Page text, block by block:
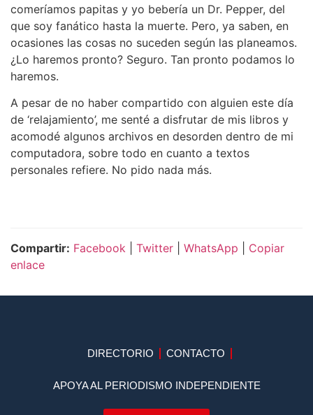
comeríamos papitas y yo bebería un Dr. Pepper, del
que soy fanático hasta la muerte. Pero, ya saben, en
ocasiones las cosas no suceden según las planeamos.
¿Lo haremos pronto? Seguro. Tan pronto podamos lo
haremos.
A pesar de no haber compartido con alguien este día
de ‘relajamiento’, me senté a disfrutar de mis libros y
acomodé algunos archivos en desorden dentro de mi
computadora, sobre todo en cuanto a textos
personales refiere. No pido nada más.
Compartir: Facebook Twitter WhatsApp
Copiar
enlace
DIRECTORIO CONTACTO
APOYA AL PERIODISMO INDEPENDIENTE